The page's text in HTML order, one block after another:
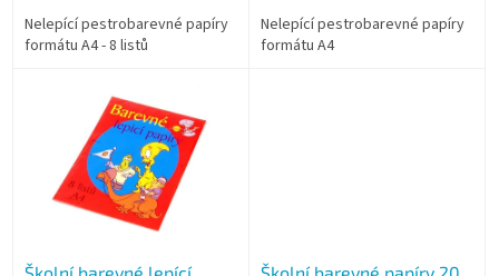
Nelepící pestrobarevné papíry
formátu A4 - 8 listů
Nelepící pestrobarevné papíry
formátu A4